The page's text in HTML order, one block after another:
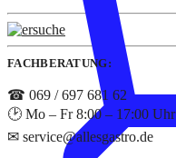
FACHBERATUNG:
☎ 069 / 697 681 62
🕑 Mo – Fr 8:00 – 17:00 Uhr
✉ service@allesgastro.de